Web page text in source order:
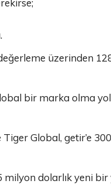
üzerinden
bir marka olma
Global, getir’e
dolarlık yeni bir